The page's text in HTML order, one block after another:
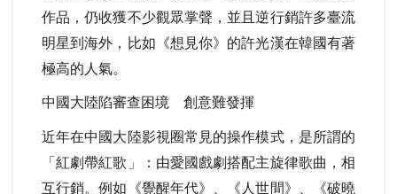
作品，仍收獲不少觀眾掌聲，並且逆行銷許多臺流
明星到海外，比如《想見你》的許光漢在韓國有著
極高的人氣。
中國大陸陷審查困境 創意難發揮
近年在中國大陸影視圈常見的操作模式，是所謂的
「紅劇帶紅歌」：由愛國戲劇搭配主旋律歌曲，相
互行銷。例如《覺醒年代》、《人世間》、《破曉